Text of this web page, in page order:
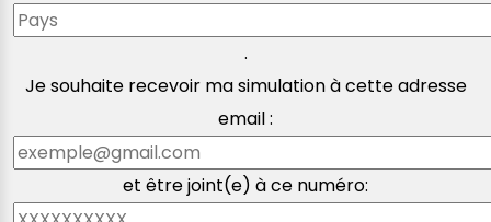
.
Je souhaite recevoir ma simulation à cette adresse
email :
et être joint(e) à ce numéro: